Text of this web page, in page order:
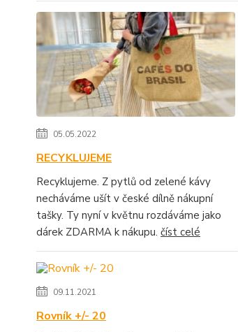
05.05.2022
RECYKLUJEME
Recyklujeme. Z pytlů od zelené kávy
necháváme ušít v české dílně nákupní
tašky. Ty nyní v květnu rozdáváme jako
dárek ZDARMA k nákupu. číst celé
09.11.2021
Rovník +/- 20